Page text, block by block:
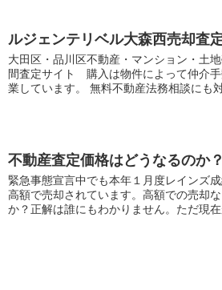
ルジェンテリベル大森西売却査
大田区・品川区不動産・マンション・土
間査定サイト 購入は物件によって仲介
業しています。 無料不動産法務相談にも
不動産査定価格はどうなるのか？
緊急事態宣言中でも本年１月度レインズ
高額で売却されています。高額での売却
か？正解は誰にもわかりません。ただ現